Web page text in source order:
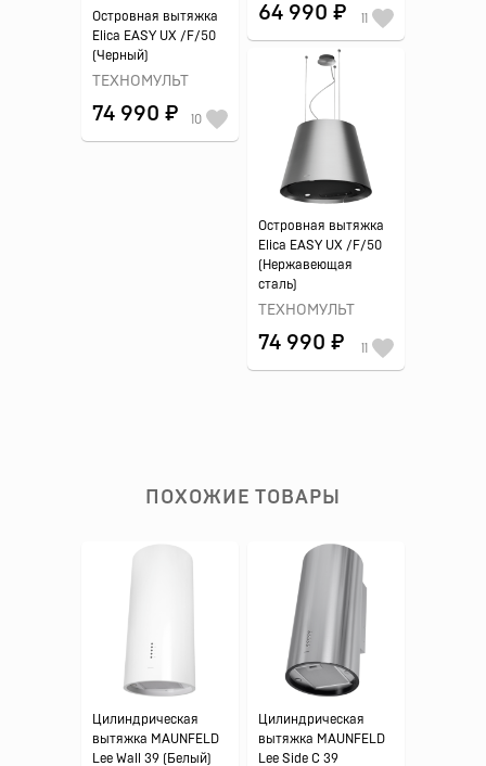
64 990 ₽ 11
Островная вытяжка
Elica EASY UX /F/50
(Черный)
ТЕХНОМУЛЬТ
74 990 ₽ 10
Островная вытяжка
Elica EASY UX /F/50
(Нержавеющая
сталь)
ТЕХНОМУЛЬТ
74 990 ₽ 11
ПОХОЖИЕ ТОВАРЫ
Цилиндрическая
вытяжка MAUNFELD
Lee Wall 39 (Белый)
Цилиндрическая
вытяжка MAUNFELD
Lee Side C 39